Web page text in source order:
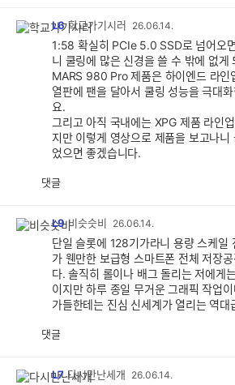
L6 학교가기시러 26.06.14.
1:58 확실히 PCIe 5.0 SSD로 넘어오
니 쿨링에 많은 신경을 쓸 수 밖에 없게
MARS 980 Pro 제품은 하이엔드 라인
열판에 팬을 달아서 쿨링 성능을 극대
요.
그리고 아직 국내에는 XPG 제품 라인
지만 이렇게 영상으로 제품을 보고나니
었으면 좋겠습니다.
댓글
L9 비슷슷비 26.06.14.
단일 슬롯에 128기가라니 용량 스케일
가 웬만한 보급형 스마트폰 전체 저장
다. 솔직히 롤이나 배그 돌리는 저에게
이지만 하루 종일 무거운 그래픽 작업
가들한테는 진심 신세계가 열리는 역
댓글
L7 다시만난세개 26.06.14.